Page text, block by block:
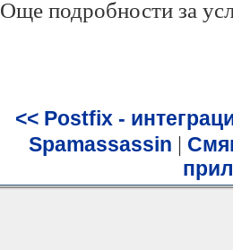
Още подробности за
<< Postfix -
Spamassassin |